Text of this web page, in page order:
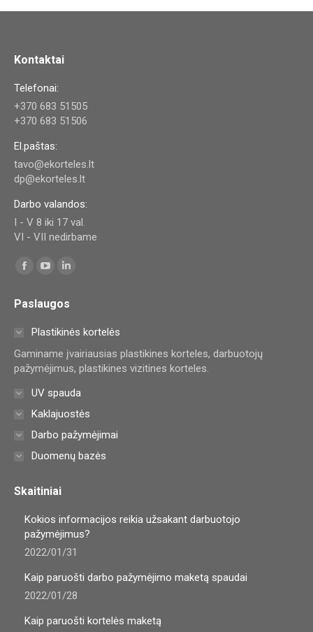
Kontaktai
Telefonai:
+370 683 51505
+370 683 51506
El.paštas:
tavo@ekorteles.lt
dp@ekorteles.lt
Darbo valandos:
I - V 8 iki 17 val.
VI - VII nedirbame
Find us on:
Facebook
opens
window
opens
in
window
opens
in
window
Paslaugos
Plastikinės kortelės
Gaminame įvairiausias plastikines korteles, darbuotojų
pažymėjimus, plastikines vizitines korteles.
UV spauda
Kaklajuostės
Darbo pažymėjimai
Duomenų bazės
Skaitiniai
Kokios informacijos reikia užsakant darbuotojo
pažymėjimus?
2022/01/31
Kaip paruošti darbo pažymėjimo maketą spaudai
2022/01/28
Kaip paruošti kortelės maketą